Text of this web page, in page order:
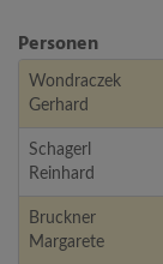
Personen
Wondraczek
Gerhard
Schagerl
Reinhard
Bruckner
Margarete